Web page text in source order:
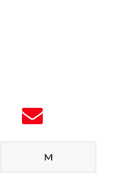
M